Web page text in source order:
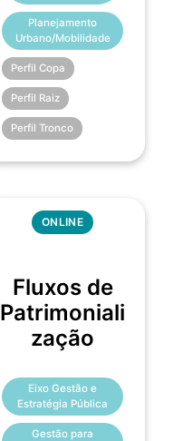
Planejamento
Urbano/Mobilidade
Perfil Copa
Perfil Raiz
Perfil Tronco
ONLINE
Fluxos de
Patrimoniali
zação
Eixo Gestão e
Estratégia Pública
Gestão para